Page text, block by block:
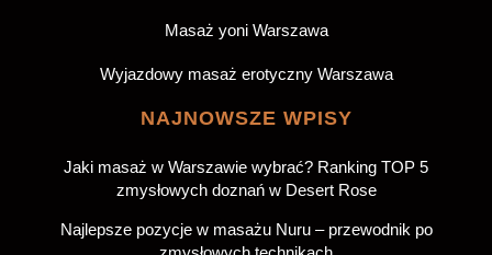
Masaż yoni Warszawa
Wyjazdowy masaż erotyczny Warszawa
NAJNOWSZE WPISY
Jaki masaż w Warszawie wybrać? Ranking TOP 5
zmysłowych doznań w Desert Rose
Najlepsze pozycje w masażu Nuru – przewodnik po